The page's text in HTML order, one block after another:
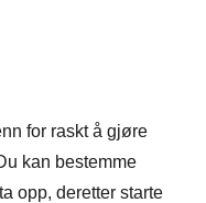
for raskt å gjøre
kan bestemme
opp, deretter starte